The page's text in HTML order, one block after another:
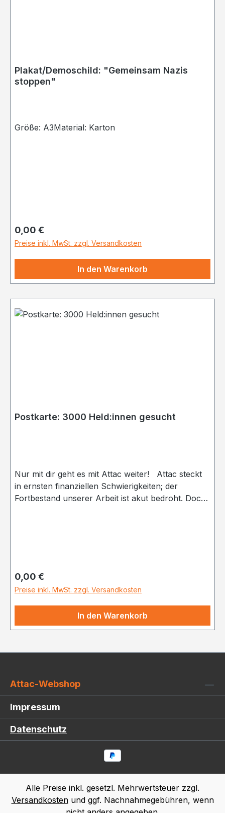
Plakat/Demoschild: "Gemeinsam Nazis
stoppen"
Größe: A3Material: Karton
Regulärer Preis:
0,00 €
Preise inkl. MwSt. zzgl. Versandkosten
In den Warenkorb
Postkarte: 3000 Held:innen gesucht
Nur mit dir geht es mit Attac weiter! Attac steckt
in ernsten finanziellen Schwierigkeiten; der
Fortbestand unserer Arbeit ist akut bedroht. Doch
Regulärer Preis:
0,00 €
Preise inkl. MwSt. zzgl. Versandkosten
In den Warenkorb
Attac-Webshop
Impressum
Datenschutz
Alle Preise inkl. gesetzl. Mehrwertsteuer zzgl.
Versandkostenund ggf. Nachnahmegebühren, wenn